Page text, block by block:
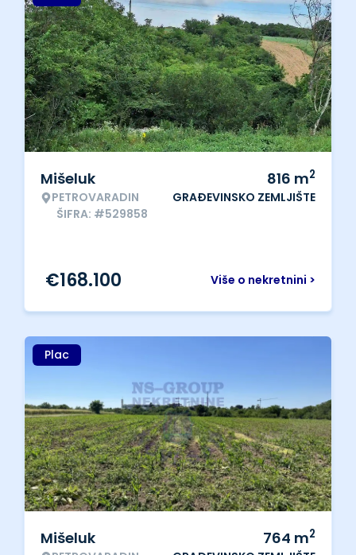
Mišeluk
PETROVARADIN
ŠIFRA: #529858
816 m2
GRAĐEVINSKO ZEMLJIŠTE
Više o nekretnini >
€168.100
Plac
Mišeluk 764 m2